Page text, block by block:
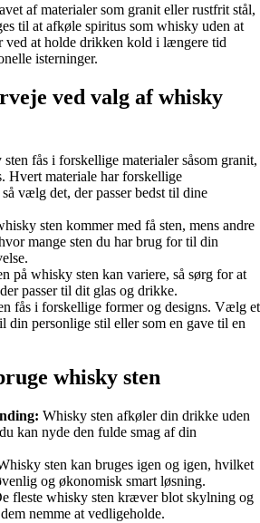
af materialer som granit eller rustfrit stål,
til at afkøle spiritus som whisky uden at
ved at holde drikken kold i længere tid
isterninger.
ved valg af whisky
fås i forskellige materialer såsom granit,
Hvert materiale har forskellige
vælg det, der passer bedst til dine
sten kommer med få sten, mens andre
mange sten du har brug for til din
på whisky sten kan variere, så sørg for at
passer til dit glas og drikke.
fås i forskellige former og designs. Vælg et
din personlige stil eller som en gave til en
whisky sten
Whisky sten afkøler din drikke uden
kan nyde den fulde smag af din
sten kan bruges igen og igen, hvilket
og økonomisk smart løsning.
fleste whisky sten kræver blot skylning og
nemme at vedligeholde.